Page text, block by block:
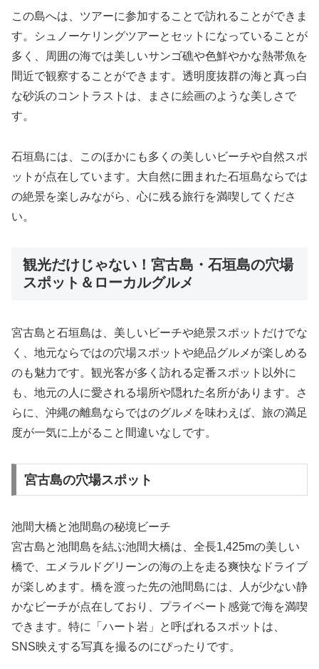
この島へは、ツアーに参加することで訪れることができま
す。シュノーケリングツアーとセットになっていることが
多く、周囲の海では美しいサンゴ礁や色鮮やかな熱帯魚を
間近で観察することができます。透明度抜群の海と真っ白
な砂浜のコントラストは、まさに絵画のような美しさで
す。
石垣島には、このほかにも多くの美しいビーチや自然スポ
ットが点在しています。大自然に囲まれた石垣島ならでは
の絶景を楽しみながら、心に残る旅行を満喫してくださ
い。
観光だけじゃない！宮古島・石垣島の穴場
スポット＆ローカルグルメ
宮古島と石垣島は、美しいビーチや絶景スポットだけでな
く、地元ならではの穴場スポットや絶品グルメが楽しめる
のも魅力です。観光客が多く訪れる定番スポット以外に
も、地元の人に愛される場所や隠れた名所があります。さ
らに、沖縄の離島ならではのグルメを味わえば、旅の満足
度が一気に上がること間違いなしです。
宮古島の穴場スポット
池間大橋と池間島の秘境ビーチ
宮古島と池間島を結ぶ池間大橋は、全長1,425mの美しい
橋で、エメラルドグリーンの海の上を走る爽快なドライブ
が楽しめます。橋を渡った先の池間島には、人が少ない静
かなビーチが点在しており、プライベート感覚で海を満喫
できます。特に「ハート岩」と呼ばれるスポットは、
SNS映えする写真を撮るのにぴったりです。